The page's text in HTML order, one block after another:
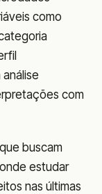
como
com
buscam
estudar
nas últimas